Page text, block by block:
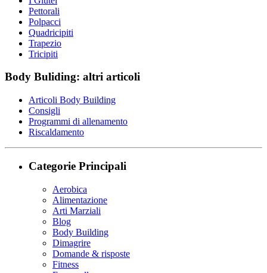
Pettorali
Polpacci
Quadricipiti
Trapezio
Tricipiti
Body Buliding: altri articoli
Articoli Body Building
Consigli
Programmi di allenamento
Riscaldamento
Categorie Principali
Aerobica
Alimentazione
Arti Marziali
Blog
Body Building
Dimagrire
Domande & risposte
Fitness